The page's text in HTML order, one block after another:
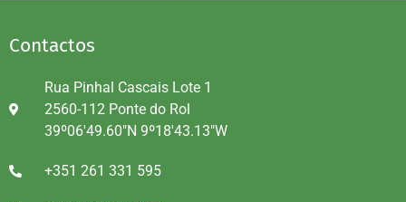
Contactos
Rua Pinhal Cascais Lote 1
2560-112 Ponte do Rol
39º06'49.60"N 9º18'43.13"W
+351 261 331 595